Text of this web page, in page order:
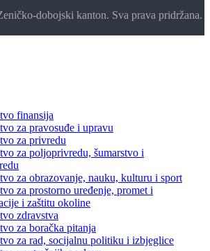
dobojski kanton. Sva prava pridržana.
finansija
za pravosuđe i upravu
za privredu
za poljoprivredu, šumarstvo i
za obrazovanje, nauku, kulturu i sport
za prostorno uređenje, promet i
i zaštitu okoline
zdravstva
za boračka pitanja
za rad, socijalnu politiku i izbjeglice